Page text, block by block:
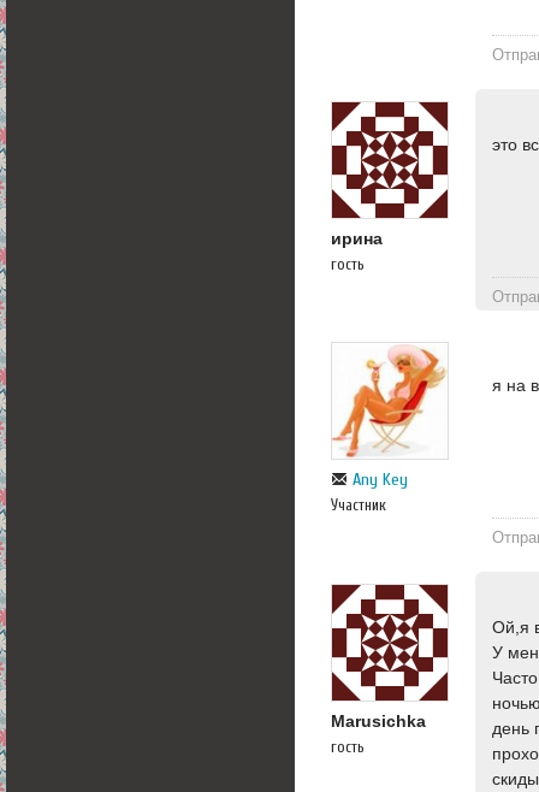
ирина
гость
это
Any Key
Участник
я на
Marusichka
гость
Ой,я
У
день